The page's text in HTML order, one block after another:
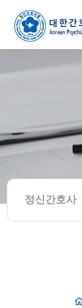
정신간호사